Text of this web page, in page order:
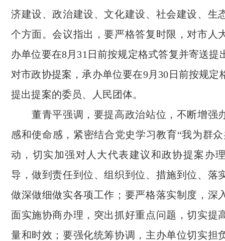
济建设、政治建设、文化建设、社会建设、生
个方面。会议指出，要严格答复时限，对市人
办单位要在8月31日前按规定格式答复并寄送提
对市政协提案，承办单位要在9月30日前按规定
提出提案的委员、人民团体。
董青平强调，要提高政治站位，不断增强
感和使命感，紧密结合党史学习教育“我为群
动，切实加强对人大代表建议和政协提案办
导，做到责任到位、组织到位、措施到位、落
做深做细做实各项工作；要严格落实制度，深
面实施协商办理，突出抓好重点问题，切实提
量和时效；要强化统筹协调，主办单位切实担